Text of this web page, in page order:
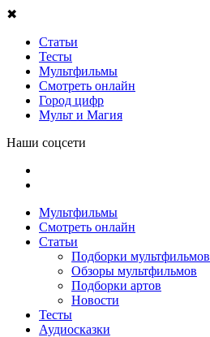
✖
Статьи
Тесты
Мультфильмы
Смотреть онлайн
Город цифр
Мульт и Магия
Наши соцсети
Мультфильмы
Смотреть онлайн
Статьи
Подборки мультфильмов
Обзоры мультфильмов
Подборки артов
Новости
Тесты
Аудиосказки